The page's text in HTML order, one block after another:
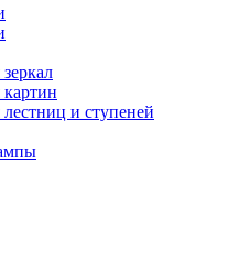
картин
и ступеней